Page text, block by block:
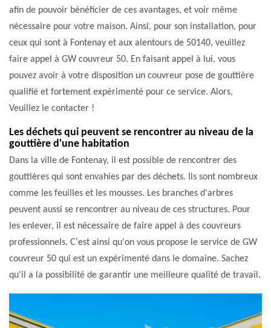
afin de pouvoir bénéficier de ces avantages, et voir même
nécessaire pour votre maison. Ainsi, pour son installation, pour
ceux qui sont à Fontenay et aux alentours de 50140, veuillez
faire appel à GW couvreur 50. En faisant appel à lui, vous
pouvez avoir à votre disposition un couvreur pose de gouttière
qualifié et fortement expérimenté pour ce service. Alors,
Veuillez le contacter !
Les déchets qui peuvent se rencontrer au niveau de la
gouttière d'une habitation
Dans la ville de Fontenay, il est possible de rencontrer des
gouttières qui sont envahies par des déchets. Ils sont nombreux
comme les feuilles et les mousses. Les branches d'arbres
peuvent aussi se rencontrer au niveau de ces structures. Pour
les enlever, il est nécessaire de faire appel à des couvreurs
professionnels. C'est ainsi qu'on vous propose le service de GW
couvreur 50 qui est un expérimenté dans le domaine. Sachez
qu'il a la possibilité de garantir une meilleure qualité de travail.